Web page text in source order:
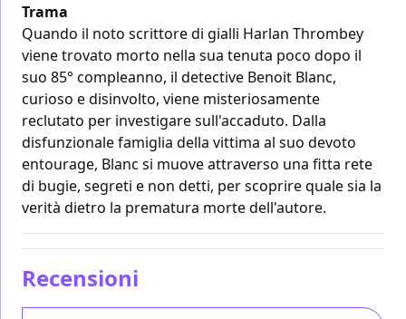
Trama
Quando il noto scrittore di gialli Harlan Thrombey
viene trovato morto nella sua tenuta poco dopo il
suo 85° compleanno, il detective Benoit Blanc,
curioso e disinvolto, viene misteriosamente
reclutato per investigare sull'accaduto. Dalla
disfunzionale famiglia della vittima al suo devoto
entourage, Blanc si muove attraverso una fitta rete
di bugie, segreti e non detti, per scoprire quale sia la
verità dietro la prematura morte dell'autore.
Recensioni